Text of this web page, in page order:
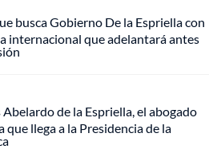
busca Gobierno De la Espriella con
internacional que adelantará antes
Abelardo de la Espriella, el abogado
que llega a la Presidencia de la